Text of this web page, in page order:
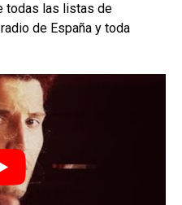
todas las listas de
de España y toda